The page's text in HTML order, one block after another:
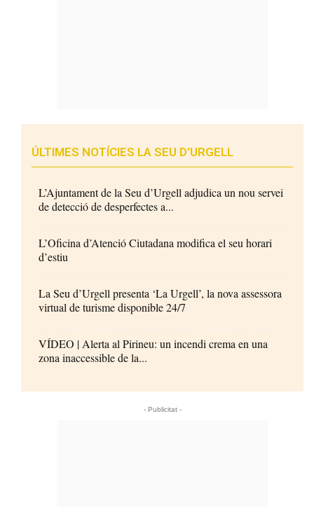
ÚLTIMES NOTÍCIES LA SEU D'URGELL
L’Ajuntament de la Seu d’Urgell adjudica un nou servei
de detecció de desperfectes a...
L’Oficina d’Atenció Ciutadana modifica el seu horari
d’estiu
La Seu d’Urgell presenta ‘La Urgell’, la nova assessora
virtual de turisme disponible 24/7
VÍDEO | Alerta al Pirineu: un incendi crema en una
zona inaccessible de la...
- Publicitat -